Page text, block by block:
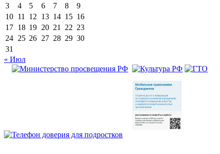
3
4 5 6 7 8
9
10 11 12 13 14 15 16
17 18 19 20 21 22 23
24 25 26 27 28 29 30
31
« Июл